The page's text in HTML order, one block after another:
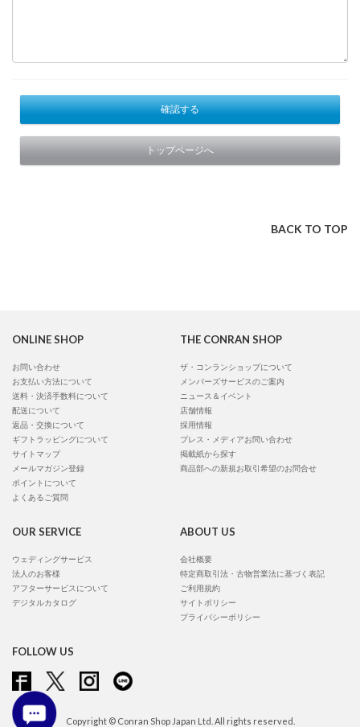
確認する
トップページへ
BACK TO TOP
ONLINE SHOP
お問い合わせ
お支払い方法について
送料・決済手数料について
配送について
返品・交換について
ギフトラッピングについて
サイトマップ
メールマガジン登録
ポイントについて
よくあるご質問
THE CONRAN SHOP
ザ・コンランショップについて
メンバーズサービスのご案内
ニュース＆イベント
店舗情報
採用情報
プレス・メディアお問い合わせ
掲載紙から探す
商品部への新規お取引希望のお問合せ
OUR SERVICE
ウェディングサービス
法人のお客様
アフターサービスについて
デジタルカタログ
ABOUT US
会社概要
特定商取引法・古物営業法に基づく表記
ご利用規約
サイトポリシー
プライバシーポリシー
FOLLOW US
Copyright © Conran Shop Japan Ltd. All rights reserved.